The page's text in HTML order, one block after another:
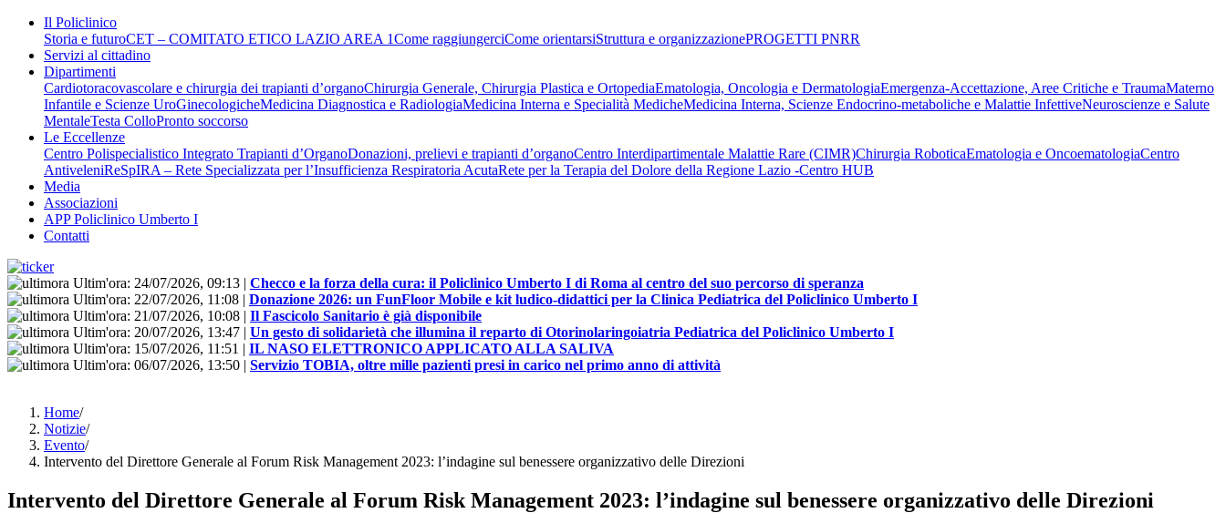
Il Policlinico
Storia e futuroCET – COMITATO ETICO LAZIO AREA 1Come raggiungerciCome orientarsiStruttura e organizzazionePROGETTI PNRR
Servizi al cittadino
Dipartimenti
Cardiotoracovascolare e chirurgia dei trapianti d’organoChirurgia Generale, Chirurgia Plastica e OrtopediaEmatologia, Oncologia e DermatologiaEmergenza-Accettazione, Aree Critiche e TraumaMaterno
Infantile e Scienze UroGinecologicheMedicina Diagnostica e RadiologiaMedicina Interna e Specialità MedicheMedicina Interna, Scienze Endocrino-metaboliche e Malattie InfettiveNeuroscienze e Salute
MentaleTesta ColloPronto soccorso
Le Eccellenze
Centro Polispecialistico Integrato Trapianti d’OrganoDonazioni, prelievi e trapianti d’organoCentro Interdipartimentale Malattie Rare (CIMR)Chirurgia RoboticaEmatologia e OncoematologiaCentro
AntiveleniReSpIRA – Rete Specializzata per l’Insufficienza Respiratoria AcutaRete per la Terapia del Dolore della Regione Lazio -Centro HUB
Media
Associazioni
APP Policlinico Umberto I
Contatti
Ultim'ora: 24/07/2026, 09:13 | Checco e la forza della cura: il Policlinico Umberto I di Roma al centro del suo percorso di speranza
Ultim'ora: 22/07/2026, 11:08 | Donazione 2026: un FunFloor Mobile e kit ludico-didattici per la Clinica Pediatrica del Policlinico Umberto I
Ultim'ora: 21/07/2026, 10:08 | Il Fascicolo Sanitario è già disponibile
Ultim'ora: 20/07/2026, 13:47 | Un gesto di solidarietà che illumina il reparto di Otorinolaringoiatria Pediatrica del Policlinico Umberto I
Ultim'ora: 15/07/2026, 11:51 | IL NASO ELETTRONICO APPLICATO ALLA SALIVA
Ultim'ora: 06/07/2026, 13:50 | Servizio TOBIA, oltre mille pazienti presi in carico nel primo anno di attività
Home/
Notizie/
Evento/
Intervento del Direttore Generale al Forum Risk Management 2023: l’indagine sul benessere organizzativo delle Direzioni
Intervento del Direttore Generale al Forum Risk Management 2023: l’indagine sul benessere organizzativo delle Direzioni